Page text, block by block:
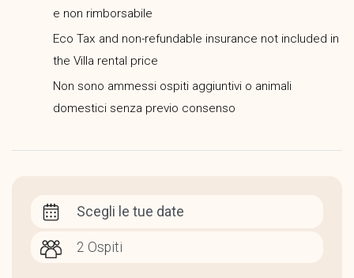
e non rimborsabile
Eco Tax and non-refundable insurance not included in
the Villa rental price
Non sono ammessi ospiti aggiuntivi o animali
domestici senza previo consenso
Scegli le tue date